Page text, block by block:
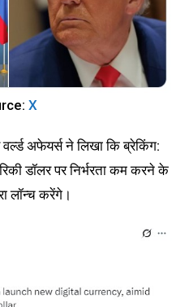
X
अफेयर्स ने लिखा कि ब्रेकिंग:
डॉलर पर निर्भरता कम करने के
लॉन्च करेंगे।